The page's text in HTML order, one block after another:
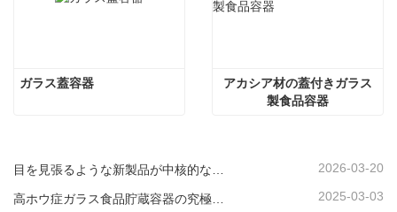
ガラス蓋容器
アカシア材の蓋付きガラス
製食品容器
目を見張るような新製品が中核的な強みをアピール｜Linuo Special Glassがアンビエンテ・フランクフルトでデビュー 2026-03-20
2025-03-03